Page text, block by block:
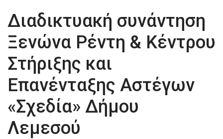
Διαδικτυακή συνάντηση
Ξενώνα Ρέντη & Κέντρου
Στήριξης και
Επανένταξης Αστέγων
«Σχεδία» Δήμου
Λεμεσού